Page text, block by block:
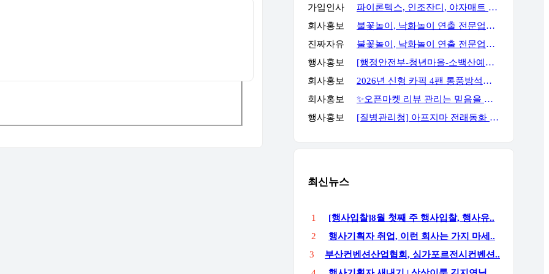
가입인사
파이론텍스, 인조잔디, 야자매트 가장 저렴하게 공급합니다.
회사홍보
불꽃놀이, 낙화놀이 연출 전문업체 세홍SFC 입니다
진짜자유
불꽃놀이, 낙화놀이 연출 전문업체 세홍SFC 입니다
행사홍보
[행정안전부-청년마을-소백산예술촌] 무료 주말 기획자 과정
회사홍보
2026년 신형 카픽 4팬 통풍방석｜차량·가정 겸용 자동 착석감지 통풍방석
회사홍보
✨오픈마켓 리뷰 관리는 믿음을 주는 곳에서 진행해야 합니다✨
행사홍보
[질병관리청] 아프지마 전래동화 혹부리영감 이벤트
최신뉴스
1
[행사입찰]8월 첫째 주 행사입찰, 행사유..
2
행사기획자 취업, 이런 회사는 가지 마세..
3
부산컨벤션산업협회, 싱가포르전시컨벤션..